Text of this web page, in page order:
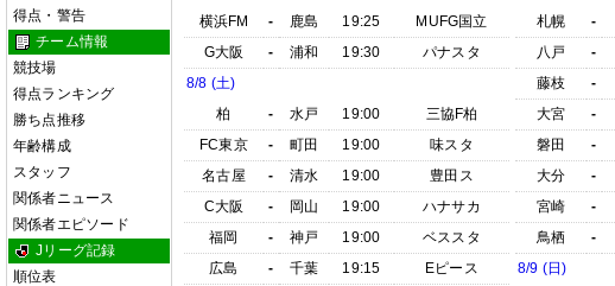
得点・警告
チーム情報
競技場
得点ランキング
勝ち点推移
年齢構成
スタッフ
関係者ニュース
関係者エピソード
Jリーグ記録
順位表
横浜FM
- 鹿島 19:25
MUFG国立
G大阪
- 浦和 19:30
パナスタ
8/8 (土)
柏
- 水戸 19:00
三協F柏
FC東京
- 町田 19:00
味スタ
名古屋
- 清水 19:00
豊田ス
C大阪
- 岡山 19:00
ハナサカ
福岡
- 神戸 19:00
ベススタ
広島
- 千葉 19:15
Eピース
札幌
-
八戸
-
藤枝
-
大宮
-
磐田
-
大分
-
宮崎
-
鳥栖
-
8/9 (日)